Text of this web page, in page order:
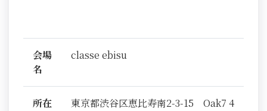
会場
名
classe ebisu
所在
東京都渋谷区恵比寿南2-3-15 Oak7 4